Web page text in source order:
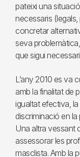
pateixi una
necessaris
concretar
seva
que sigui
L’any 2010 es va
amb la finalitat de
igualtat efectiva,
discriminació en
Una altra vessant
assessorar les
masclista. Amb la